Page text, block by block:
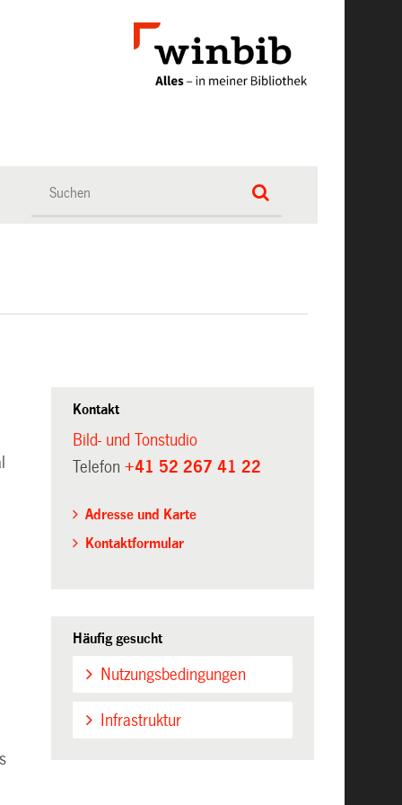
Kontakt
Bild- und Tonstudio
Telefon+41 52 267 41 22
Adresse und Karte
Kontaktformular
Häufig gesucht
Nutzungsbedingungen
Infrastruktur